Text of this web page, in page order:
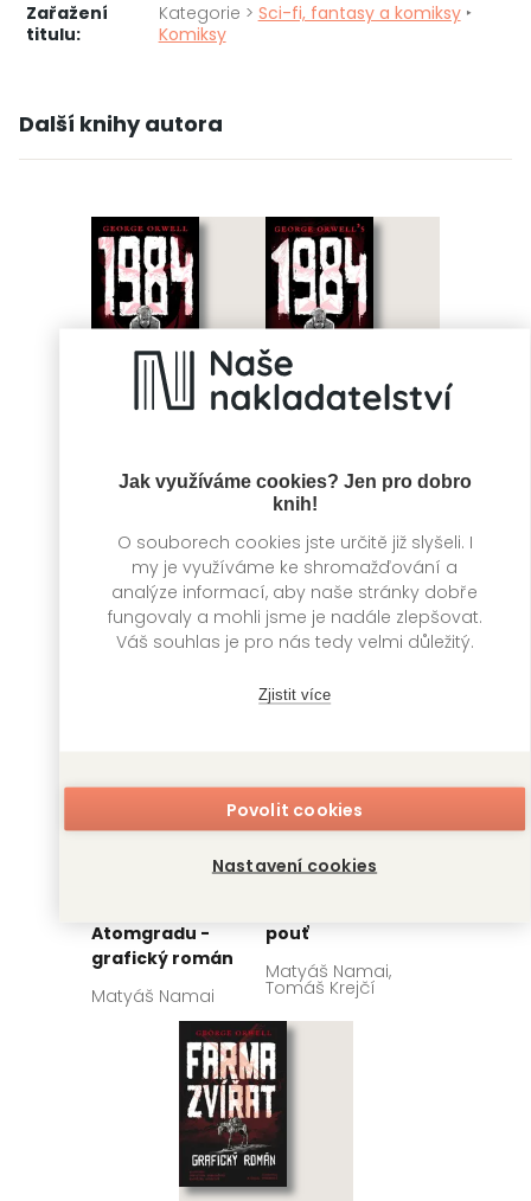
Jak využíváme cookies? Jen pro dobro
knih!
O souborech cookies jste určitě již slyšeli. I
my je využíváme ke shromažďování a
analýze informací, aby naše stránky dobře
fungovaly a mohli jsme je nadále zlepšovat.
Váš souhlas je pro nás tedy velmi důležitý.
Zjistit více
Povolit cookies
Nastavení cookies
Zařažení
titulu:
Kategorie > Sci-fi, fantasy a komiksy‣
Komiksy
Další knihy autora
román
George Orwell,
Matyáš Namai
1984 - grafic novel
George Orwell,
Matyáš Namai
Atomgradu -
grafický román
Matyáš Namai
pouť
Matyáš Namai,
Tomáš Krejčí